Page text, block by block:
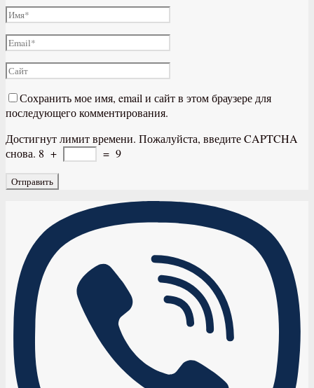
Сохранить мое имя, email и сайт в этом браузере для
последующего комментирования.
Достигнут лимит времени. Пожалуйста, введите CAPTCHA
снова. 8 + = 9